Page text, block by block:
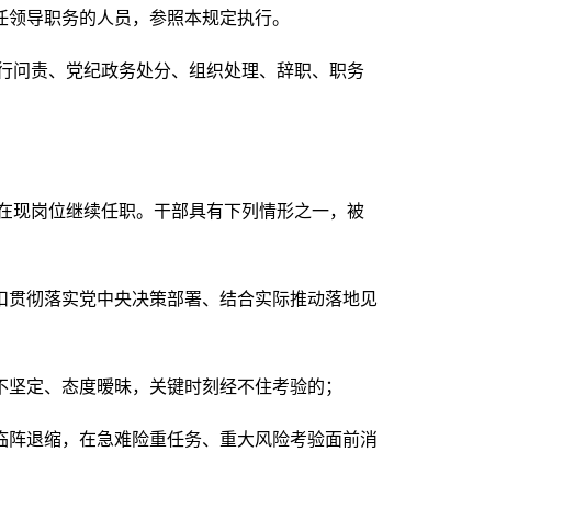
导职务的人员，参照本规定执行。
责、党纪政务处分、组织处理、辞职、职务
岗位继续任职。干部具有下列情形之一，被
彻落实党中央决策部署、结合实际推动落地见
定、态度暧昧，关键时刻经不住考验的；
退缩，在急难险重任务、重大风险考验面前消